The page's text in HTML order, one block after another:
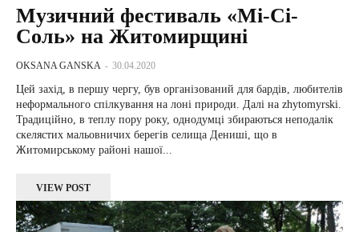
Музичний фестиваль «Мі-Сі-
Соль» на Житомирщині
OKSANA GANSKA - 30.04.2020
Цей захід, в першу чергу, був організований для бардів, любителів
неформального спілкування на лоні природи. Далі на zhytomyrski.
Традиційно, в теплу пору року, однодумці збираються неподалік
скелястих мальовничих берегів селища Дениші, що в
Житомирському районі нашої...
VIEW POST